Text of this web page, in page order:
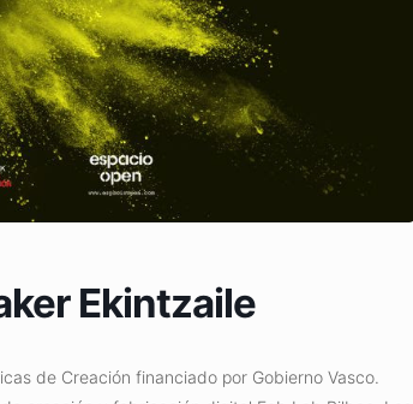
Ekintzaile
de Creación financiado por Gobierno Vasco.